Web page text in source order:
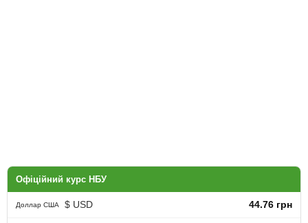
Офіційний курс НБУ
Доллар США $ USD 44.76 грн